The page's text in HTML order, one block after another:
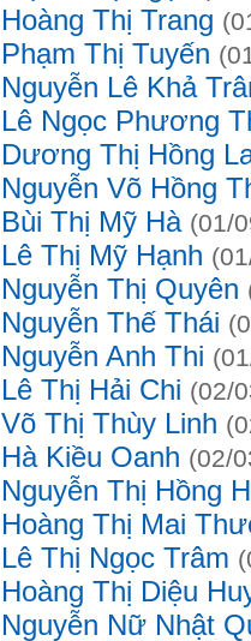
Hoàng Thị Trang
Phạm Thị Tuyến
Nguyễn Lê Khả
Lê Ngọc Phương
Dương Thị Hồng
Nguyễn Võ Hồng
Bùi Thị Mỹ Hà (01/
Lê Thị Mỹ Hạnh
Nguyễn Thị Quyên
Nguyễn Thế Thái
Nguyễn Anh Thi
Lê Thị Hải Chi (02/
Võ Thị Thùy Linh
Hà Kiều Oanh (02/
Nguyễn Thị Hồng
Hoàng Thị Mai
Lê Thị Ngọc Trâm
Hoàng Thị Diệu
Nguyễn Nữ Nhật